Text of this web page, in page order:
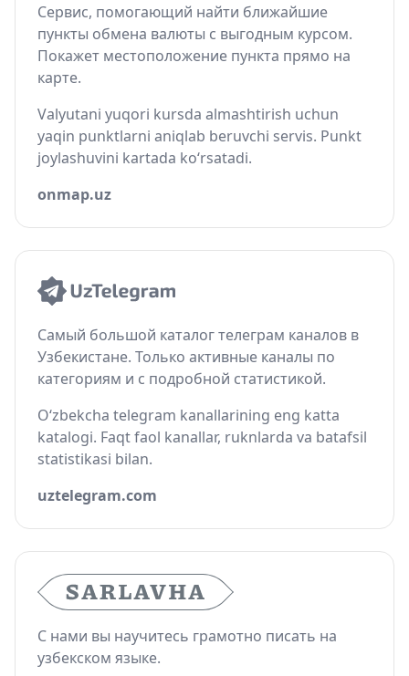
Сервис, помогающий найти ближайшие
пункты обмена валюты с выгодным курсом.
Покажет местоположение пункта прямо на
карте.
Valyutani yuqori kursda almashtirish uchun
yaqin punktlarni aniqlab beruvchi servis. Punkt
joylashuvini kartada ko‘rsatadi.
onmap.uz
Самый большой каталог телеграм каналов в
Узбекистане. Только активные каналы по
категориям и с подробной статистикой.
O‘zbekcha telegram kanallarining eng katta
katalogi. Faqt faol kanallar, ruknlarda va batafsil
statistikasi bilan.
uztelegram.com
С нами вы научитесь грамотно писать на
узбекском языке.